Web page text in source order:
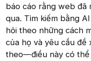
báo cáo rằng web đã
qua. Tìm kiếm bằng
hỏi theo những cách
của họ và yêu cầu
theo—điều này có thể